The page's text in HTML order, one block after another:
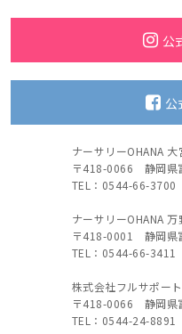
公
ナーサリーOHANA 大
〒418-0066 静岡県
TEL：0544-66-3700
ナーサリーOHANA 万
〒418-0001 静岡県
TEL：0544-66-3411
株式会社フルサポー
〒418-0066 静岡県
TEL：0544-24-8891